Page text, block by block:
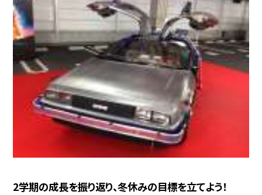
2学期の成長を振り返り、冬休みの目標を立てよう！